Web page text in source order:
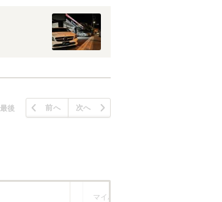
最後 前へ 次へ
マイバッハ